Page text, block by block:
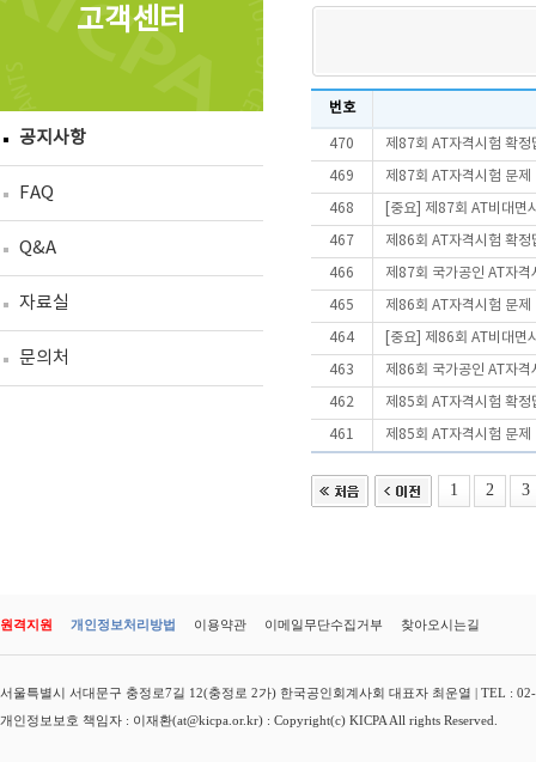
고객센터
공지사항
FAQ
Q&A
자료실
문의처
번호
470 제87회 AT자격시험 확정
469 제87회 AT자격시험 문
468 [중요] 제87회 AT비대면
467 제86회 AT자격시험 확정
466 제87회 국가공인 AT자격
465 제86회 AT자격시험 문
464 [중요] 제86회 AT비대면
463 제86회 국가공인 AT자격
462 제85회 AT자격시험 확정
461 제85회 AT자격시험 문
1 2 3
원격지원 개인정보처리방법 이용약관 이메일무단수집거부 찾아오시는길
서울특별시 서대문구 충정로7길 12(충정로 2가) 한국공인회계사회 대표자 최운열 | TEL :
개인정보보호 책임자 : 이재환(at@kicpa.or.kr) : Copyright(c) KICPA All rights Reserved.